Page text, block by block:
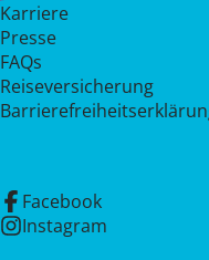
Karriere
Presse
FAQs
Reiseversicherung
Facebook
Instagram